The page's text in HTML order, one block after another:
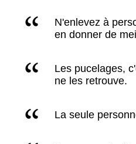
N'enlevez à
en donner de
Les pucelages,
ne les retrouve.
La seule